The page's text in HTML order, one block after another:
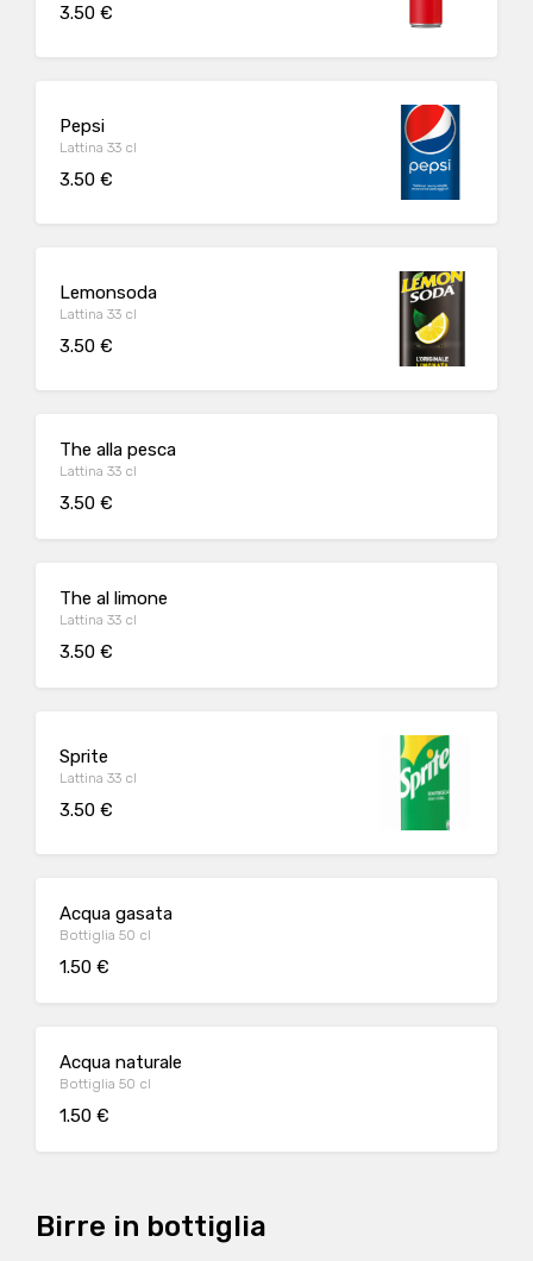
3.50 €
Pepsi
Lattina 33 cl
3.50 €
Lemonsoda
Lattina 33 cl
3.50 €
The alla pesca
Lattina 33 cl
3.50 €
The al limone
Lattina 33 cl
3.50 €
Sprite
Lattina 33 cl
3.50 €
Acqua gasata
Bottiglia 50 cl
1.50 €
Acqua naturale
Bottiglia 50 cl
1.50 €
Birre in bottiglia